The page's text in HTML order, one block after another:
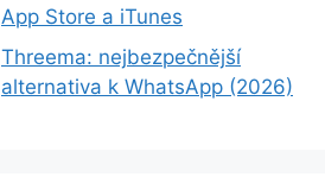
App Store a iTunes
Threema: nejbezpečnější
alternativa k WhatsApp (2026)